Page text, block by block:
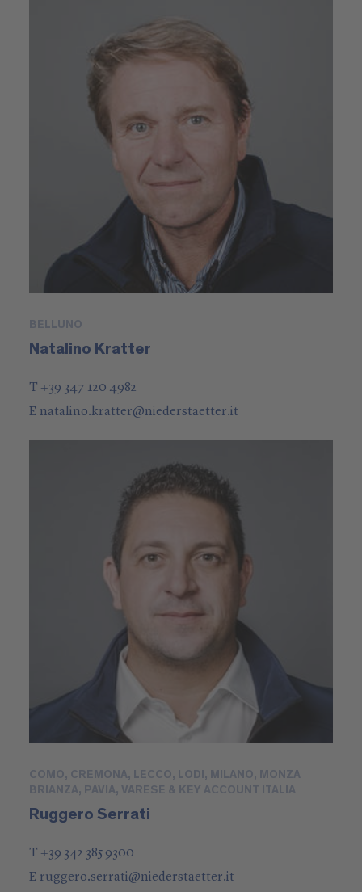
BELLUNO
Natalino Kratter
T +39 347 120 4982
E natalino.kratter@niederstaetter.it
COMO, CREMONA, LECCO, LODI, MILANO, MONZA
BRIANZA, PAVIA, VARESE & KEY ACCOUNT ITALIA
Ruggero Serrati
T +39 342 385 9300
E ruggero.serrati@niederstaetter.it